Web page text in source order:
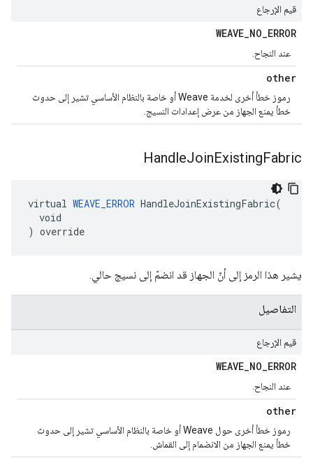
قيم الإرجاع
WEAVE_NO_ERROR
عند النجاح.
other
رموز خطأ أخرى لخدمة Weave أو خاصة بالنظام الأساسي تشير إلى حدوث
خطأ يمنع الجهاز من عرض إعدادات النسيج.
HandleJoinExistingFabric
virtual WEAVE_ERROR HandleJoinExistingFabric(
  void
) override
يشير هذا الرمز إلى أنّ الجهاز قد انضمّ إلى نسيج حالي.
التفاصيل
قيم الإرجاع
WEAVE_NO_ERROR
عند النجاح.
other
رموز خطأ أخرى حول Weave أو خاصة بالنظام الأساسي تشير إلى حدوث
خطأ يمنع الجهاز من الانضمام إلى القماش.